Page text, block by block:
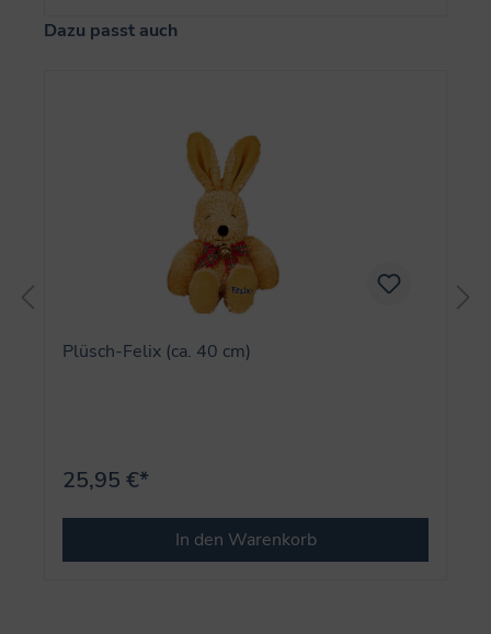
Produktgalerie überspringen
Dazu passt auch
Plüsch-Felix (ca. 40 cm)
25,95 €*
In den Warenkorb